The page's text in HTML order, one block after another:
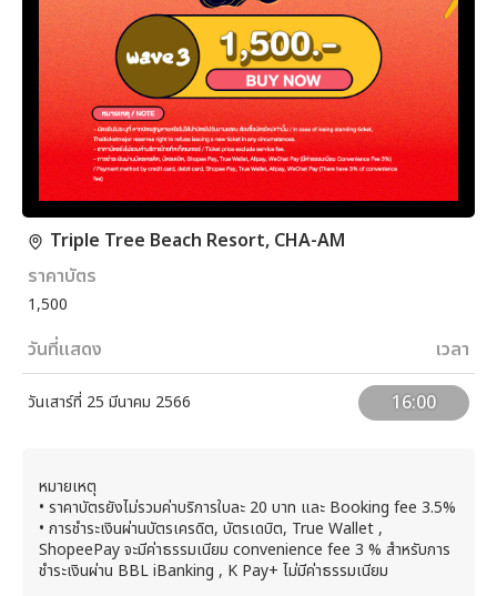
Triple Tree Beach Resort, CHA-AM
ราคาบัตร
1,500
วันที่แสดง เวลา
วันเสาร์ที่ 25 มีนาคม 2566 16:00
หมายเหตุ
• ราคาบัตรยังไม่รวมค่าบริการใบละ 20 บาท และ Booking fee 3.5%
• การชำระเงินผ่านบัตรเครดิต, บัตรเดบิต, True Wallet ,
ShopeePay จะมีค่าธรรมเนียม convenience fee 3 % สำหรับการ
ชำระเงินผ่าน BBL iBanking , K Pay+ ไม่มีค่าธรรมเนียม